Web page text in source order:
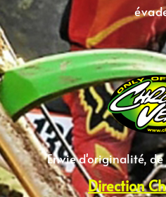
Envie d'originalité,
Direction